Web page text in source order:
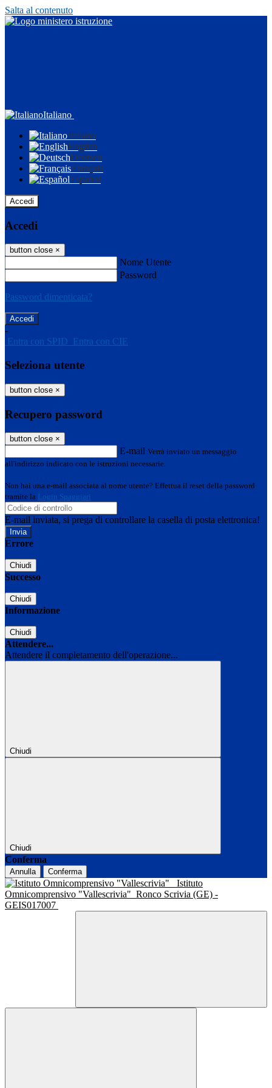
Salta al contenuto
Italiano
Italiano
English
Deutsch
Français
Español
Accedi
Accedi
button close ×
Nome Utente
Password
Password dimenticata?
-
Entra con SPID Entra con CIE
Seleziona utente
button close ×
Recupero password
button close ×
E-mail Verrà inviato un messaggio
all'indirizzo indicato con le istruzioni necessarie.
Non hai una e-mail associata al nome utente? Effettua il reset della password
tramite la Login Spaggiari
E-mail inviata, si prega di controllare la casella di posta elettronica!
Errore
Chiudi
Successo
Chiudi
Informazione
Chiudi
Attendere...
Attendere il completamento dell'operazione...
Chiudi
Chiudi
Conferma
Annulla Conferma
Istituto
Omnicomprensivo "Vallescrivia" Ronco Scrivia (GE) -
GEIS017007